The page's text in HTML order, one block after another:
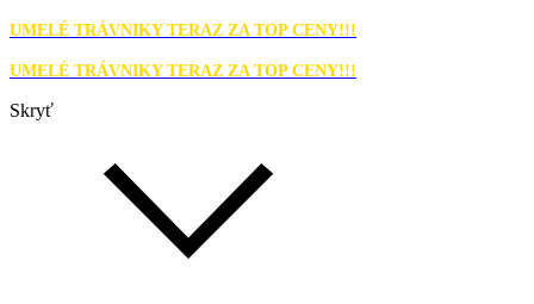
UMELÉ TRÁVNIKY TERAZ ZA TOP CENY!!!
UMELÉ TRÁVNIKY TERAZ ZA TOP CENY!!!
Skryť